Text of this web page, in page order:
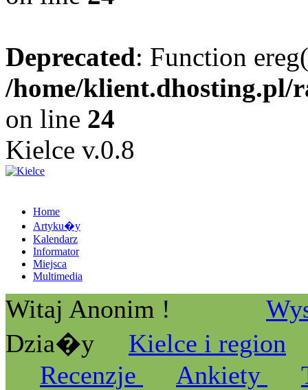
Deprecated: Function
/home/klient.dhosting.pl/
on line 24
Kielce v.0.8
Home
Artyku�y
Kalendarz
Informator
Miejsca
Multimedia
Witaj Anonim !
Dzia�y
Kielce i region
Recenzje
Ankiety